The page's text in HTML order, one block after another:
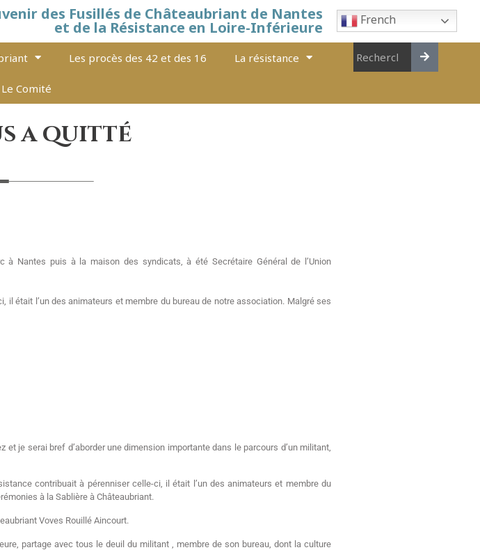
des Fusillés de Châteaubriant de Nantes
et de la Résistance en Loire-Inférieure French
Les procès des 42 et des 16 La résistance
Le Comité
a quitté
Nantes puis à la maison des syndicats, à été Secrétaire Général de l’Union
était l’un des animateurs et membre du bureau de notre association. Malgré ses
je serai bref d’aborder une dimension importante dans le parcours d’un militant,
contribuait à pérenniser celle-ci, il était l’un des animateurs et membre du
à la Sablière à Châteaubriant.
Voves Rouillé Aincourt.
partage avec tous le deuil du militant , membre de son bureau, dont la culture